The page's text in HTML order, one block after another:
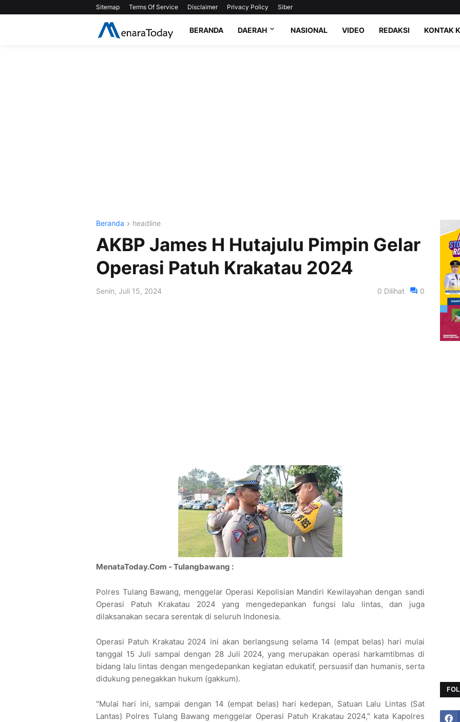
Sitemap Terms Of Service Disclaimer Privacy Policy Siber
BERANDA DAERAH NASIONAL VIDEO REDAKSI KONTAK
Beranda headline
AKBP James H Hutajulu Pimpin Gelar
Operasi Patuh Krakatau 2024
Senin, Juli 15, 2024 0 Dilihat 0
MenataToday.Com - Tulangbawang :
Polres Tulang Bawang, menggelar Operasi Kepolisian Mandiri Kewilayahan dengan sandi
Operasi Patuh Krakatau 2024 yang mengedepankan fungsi lalu lintas, dan juga
dilaksanakan secara serentak di seluruh Indonesia.
Operasi Patuh Krakatau 2024 ini akan berlangsung selama 14 (empat belas) hari mulai
tanggal 15 Juli sampai dengan 28 Juli 2024, yang merupakan operasi harkamtibmas di
bidang lalu lintas dengan mengedepankan kegiatan edukatif, persuasif dan humanis, serta
didukung penegakkan hukum (gakkum).
"Mulai hari ini, sampai dengan 14 (empat belas) hari kedepan, Satuan Lalu Lintas (Sat
Lantas) Polres Tulang Bawang menggelar Operasi Patuh Krakatau 2024," kata Kapolres